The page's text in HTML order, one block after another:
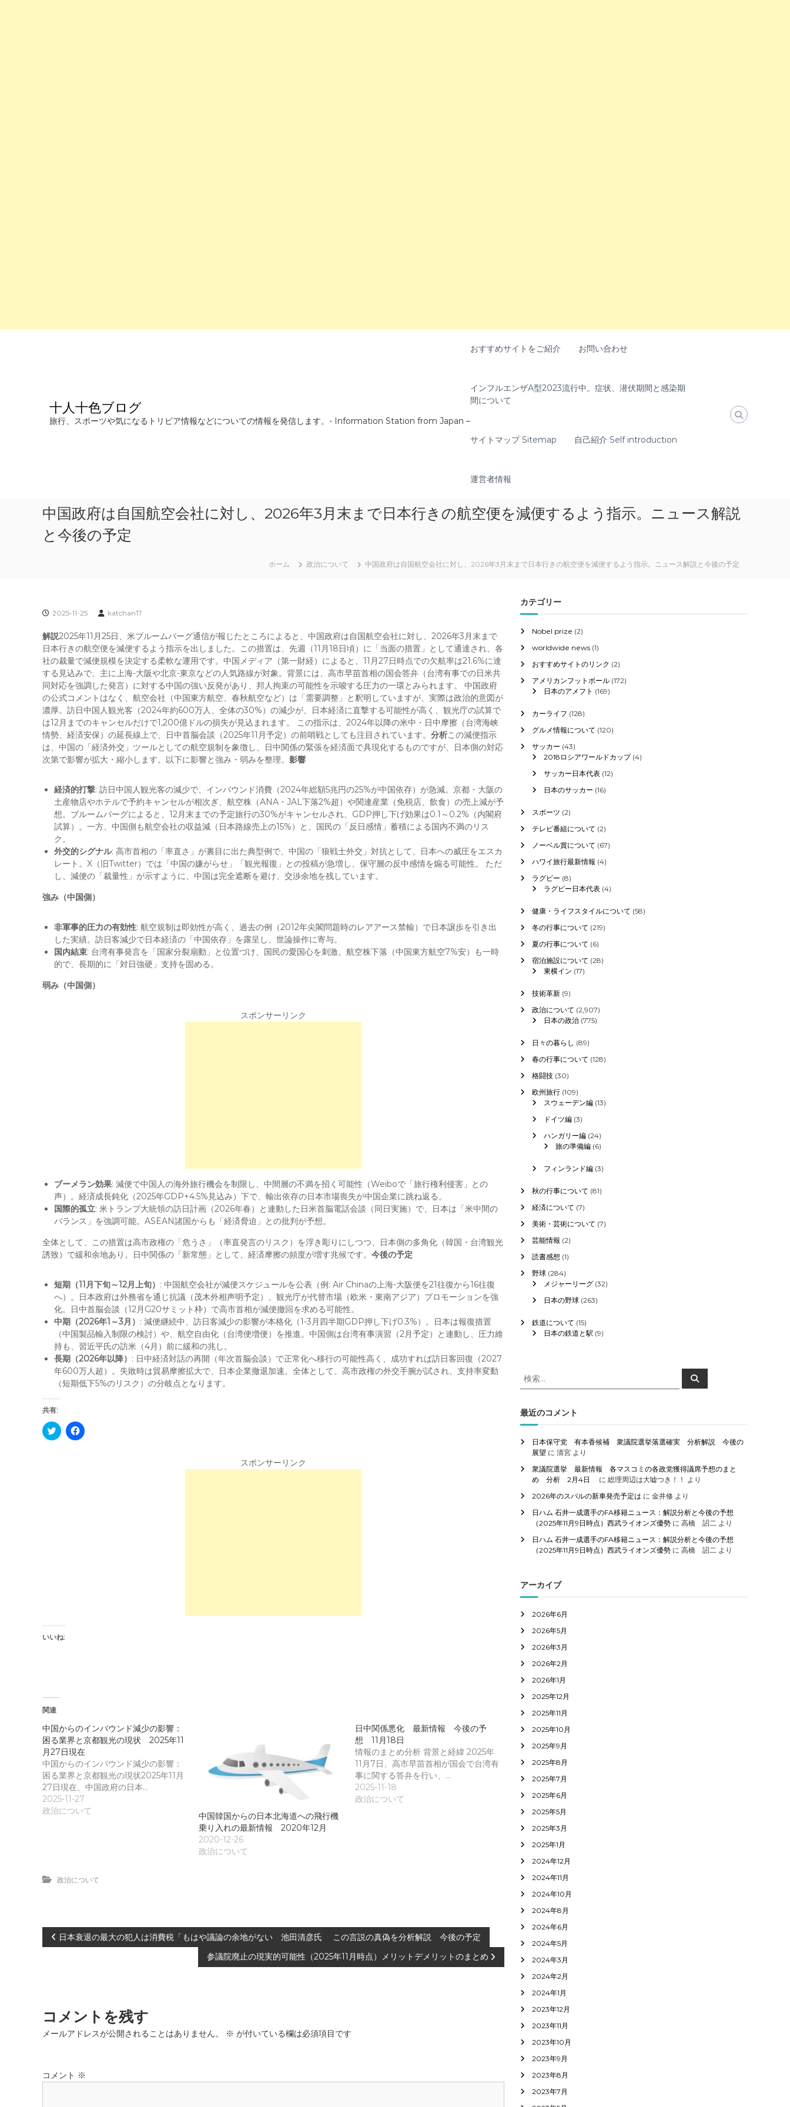
十人十色ブログ
旅行、スポーツや気になるトリビア情報などについての情報を発信します。- Information Station from Japan –
おすすめサイトをご紹介 お問い合わせ
インフルエンザA型2023流行中。症状、潜伏期間と感染期
間について
サイトマップ Sitemap 自己紹介 Self introduction
運営者情報
中国政府は自国航空会社に対し、2026年3月末まで日本行きの航空便を減便するよう指示。ニュース解説
と今後の予定
ホーム 政治について 中国政府は自国航空会社に対し、2026年3月末まで日本行きの航空便を減便するよう指示。ニュース解説と今後の予定
2025-11-25 katchan17
解説2025年11月25日、米ブルームバーグ通信が報じたところによると、中国政府は自国航空会社に対し、2026年3月末まで
日本行きの航空便を減便するよう指示を出しました。この措置は、先週（11月18日頃）に「当面の措置」として通達され、各
社の裁量で減便規模を決定する柔軟な運用です。中国メディア（第一財経）によると、11月27日時点での欠航率は21.6%に達
する見込みで、主に上海-大阪や北京-東京などの人気路線が対象。背景には、高市早苗首相の国会答弁（台湾有事での日米共
同対応を強調した発言）に対する中国の強い反発があり、邦人拘束の可能性を示唆する圧力の一環とみられます。 中国政府
の公式コメントはなく、航空会社（中国東方航空、春秋航空など）は「需要調整」と釈明していますが、実際は政治的意図が
濃厚。訪日中国人観光客（2024年約600万人、全体の30%）の減少が、日本経済に直撃する可能性が高く、観光庁の試算で
は12月までのキャンセルだけで1,200億ドルの損失が見込まれます。 この指示は、2024年以降の米中・日中摩擦（台湾海峡
情勢、経済安保）の延長線上で、日中首脳会談（2025年11月予定）の前哨戦としても注目されています。 分析この減便指示
は、中国の「経済外交」ツールとしての航空規制を象徴し、日中関係の緊張を経済面で具現化するものですが、日本側の対応
次第で影響が拡大・縮小します。以下に影響と強み・弱みを整理。 影響
経済的打撃: 訪日中国人観光客の減少で、インバウンド消費（2024年総額5兆円の25%が中国依存）が急減。京都・大阪の
土産物店やホテルで予約キャンセルが相次ぎ、航空株（ANA・JAL下落2%超）や関連産業（免税店、飲食）の売上減が予
想。ブルームバーグによると、12月末までの予定旅行の30%がキャンセルされ、GDP押し下げ効果は0.1～0.2%（内閣府
試算）。一方、中国側も航空会社の収益減（日本路線売上の15%）と、国民の「反日感情」蓄積による国内不満のリス
ク。
外交的シグナル: 高市首相の「率直さ」が裏目に出た典型例で、中国の「狼戦士外交」対抗として、日本への威圧をエスカ
レート。X（旧Twitter）では「中国の嫌がらせ」「観光報復」との投稿が急増し、保守層の反中感情を煽る可能性。 ただ
し、減便の「裁量性」が示すように、中国は完全遮断を避け、交渉余地を残しています。
強み（中国側）
非軍事的圧力の有効性: 航空規制は即効性が高く、過去の例（2012年尖閣問題時のレアアース禁輸）で日本譲歩を引き出
した実績。訪日客減少で日本経済の「中国依存」を露呈し、世論操作に寄与。
国内結束: 台湾有事発言を「国家分裂扇動」と位置づけ、国民の愛国心を刺激。航空株下落（中国東方航空7%安）も一時
的で、長期的に「対日強硬」支持を固める。
弱み（中国側）
スポンサーリンク
ブーメラン効果: 減便で中国人の海外旅行機会を制限し、中間層の不満を招く可能性（Weiboで「旅行権利侵害」との
声）。経済成長鈍化（2025年GDP+4.5%見込み）下で、輸出依存の日本市場喪失が中国企業に跳ね返る。
国際的孤立: 米トランプ大統領の訪日計画（2026年春）と連動した日米首脳電話会談（同日実施）で、日本は「米中間の
バランス」を強調可能。ASEAN諸国からも「経済脅迫」との批判が予想。
全体として、この措置は高市政権の「危うさ」（率直発言のリスク）を浮き彫りにしつつ、日本側の多角化（韓国・台湾観光
誘致）で緩和余地あり。日中関係の「新常態」として、経済摩擦の頻度が増す兆候です。 今後の予定
短期（11月下旬～12月上旬） : 中国航空会社が減便スケジュールを公表（例: Air Chinaの上海-大阪便を21往復から16往復
へ）。日本政府は外務省を通じ抗議（茂木外相声明予定）、観光庁が代替市場（欧米・東南アジア）プロモーションを強
化。日中首脳会談（12月G20サミット枠）で高市首相が減便撤回を求める可能性。
中期（2026年1～3月） : 減便継続中、訪日客減少の影響が本格化（1-3月四半期GDP押し下げ0.3%）。日本は報復措置
（中国製品輸入制限の検討）や、航空自由化（台湾便増便）を推進。中国側は台湾有事演習（2月予定）と連動し、圧力維
持も、習近平氏の訪米（4月）前に緩和の兆し。
長期（2026年以降） : 日中経済対話の再開（年次首脳会談）で正常化へ移行の可能性高く、成功すれば訪日客回復（2027
年600万人超）。失敗時は貿易摩擦拡大で、日本企業撤退加速。全体として、高市政権の外交手腕が試され、支持率変動
（短期低下5%のリスク）の分岐点となります。
共有:
C
l
ィ
ン
ド
)
F
a
)
スポンサーリンク
いいね:
関連
中国からのインバウンド減少の影響：
困る業界と京都観光の現状 2025年11
月27日現在
中国からのインバウンド減少の影響：
困る業界と京都観光の現状2025年11月
27日現在、中国政府の日本…
2025-11-27
政治について
中国韓国からの日本北海道への飛行機
乗り入れの最新情報 2020年12月
2020-12-26
政治について
日中関係悪化 最新情報 今後の予
想 11月18日
情報のまとめ分析 背景と経緯 2025年
11月7日、高市早苗首相が国会で台湾有
事に関する答弁を行い、…
2025-11-18
政治について
政治について
投
ビ
ー
日本衰退の最大の犯人は消費税「もはや議論の余地がない 池田清彦氏 この言説の真偽を分析解説 今後の予定
参議院廃止の現実的可能性（2025年11月時点）メリットデメリットのまとめ
コメントを残す
メールアドレスが公開されることはありません。 ※ が付いている欄は必須項目です
コメント ※
カテゴリー
Nobel prize (2)
worldwide news (1)
おすすめサイトのリンク (2)
アメリカンフットボール (172)
日本のアメフト (169)
カーライフ (128)
グルメ情報について (120)
サッカー (43)
2018ロシアワールドカップ(4)
サッカー日本代表 (12)
日本のサッカー (16)
スポーツ (2)
テレビ番組について (2)
ノーベル賞について (67)
ハワイ旅行最新情報 (4)
ラグビー (8)
ラグビー日本代表 (4)
健康・ライフスタイルについて (58)
冬の行事について (219)
夏の行事について (6)
宿泊施設について (28)
東横イン (17)
技術革新 (9)
政治について (2,907)
日本の政治 (775)
日々の暮らし (89)
春の行事について (128)
格闘技 (30)
欧州旅行 (109)
スウェーデン編 (13)
ドイツ編 (3)
ハンガリー編 (24)
旅の準備編 (6)
フィンランド編 (3)
秋の行事について (81)
経済について (7)
美術・芸術について (7)
芸能情報 (2)
読書感想 (1)
野球 (284)
メジャーリーグ (32)
日本の野球 (263)
鉄道について (15)
日本の鉄道と駅 (9)
検
索
象
:
検
索
最近のコメント
日本保守党 有本香候補 衆議院選挙落選確実 分析解説 今後の
展望 に清宮 より
衆議院選挙 最新情報 各マスコミの各政党獲得議席予想のまと
め 分析 2月4日
に総理周辺は大嘘つき！！ より
2026年のスバルの新車発売予定は に金井修 より
日ハム 石井一成選手のFA移籍ニュース：解説分析と今後の予想
（2025年11月9日時点）西武ライオンズ優勢 に高橋 詔二 より
日ハム 石井一成選手のFA移籍ニュース：解説分析と今後の予想
（2025年11月9日時点）西武ライオンズ優勢 に高橋 詔二 より
アーカイブ
2026年6月
2026年5月
2026年3月
2026年2月
2026年1月
2025年12月
2025年11月
2025年10月
2025年9月
2025年8月
2025年7月
2025年6月
2025年5月
2025年3月
2025年1月
2024年12月
2024年11月
2024年10月
2024年8月
2024年6月
2024年5月
2024年3月
2024年2月
2024年1月
2023年12月
2023年11月
2023年10月
2023年9月
2023年8月
2023年7月